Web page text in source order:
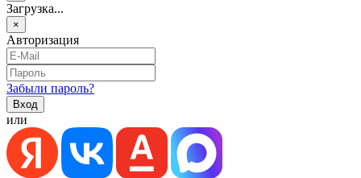
Загрузка...
×
Авторизация
Забыли пароль?
или